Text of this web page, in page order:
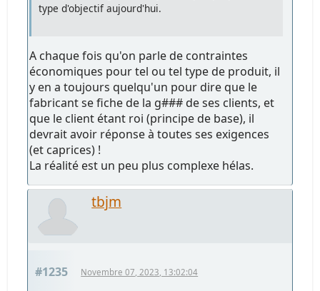
type d'objectif aujourd'hui.
A chaque fois qu'on parle de contraintes
économiques pour tel ou tel type de produit, il
y en a toujours quelqu'un pour dire que le
fabricant se fiche de la g### de ses clients, et
que le client étant roi (principe de base), il
devrait avoir réponse à toutes ses exigences
(et caprices) !
La réalité est un peu plus complexe hélas.
tbjm
#1235 Novembre 07, 2023, 13:02:04